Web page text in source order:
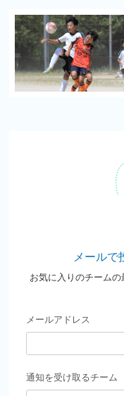
メールで
お気に入りのチーム
メールアドレス
通知を受け取るチーム